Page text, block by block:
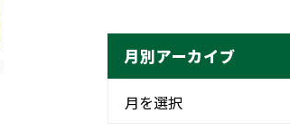
月別アーカイブ
月を選択